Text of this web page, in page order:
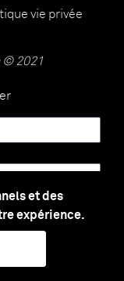
et des
expérience.
vie privée
© 2021